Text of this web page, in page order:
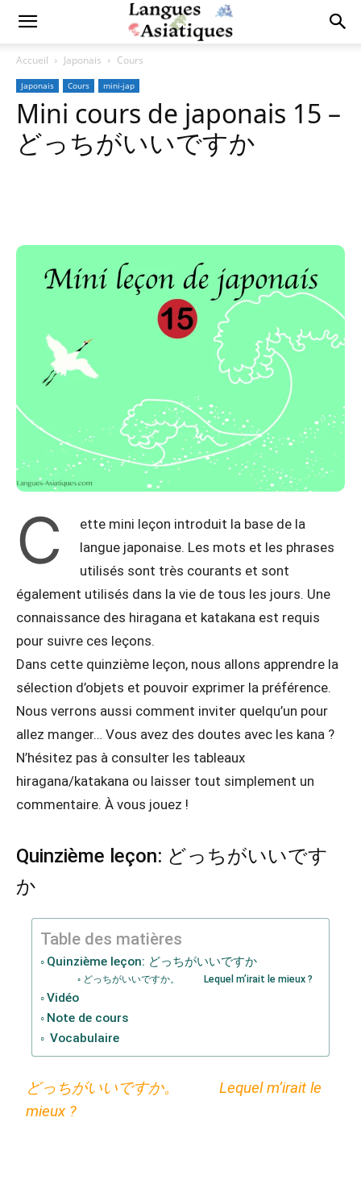
Accueil Japonais Cours
Japonais Cours mini-jap
Mini cours de japonais 15 –
どっちがいいですか
C
ette mini leçon introduit la base de la
langue japonaise. Les mots et les phrases
utilisés sont très courants et sont
également utilisés dans la vie de tous les jours. Une
connaissance des hiragana et katakana est requis
pour suivre ces leçons.
Dans cette quinzième leçon, nous allons apprendre la
sélection d’objets et pouvoir exprimer la préférence.
Nous verrons aussi comment inviter quelqu’un pour
allez manger… Vous avez des doutes avec les kana ?
N’hésitez pas à consulter les tableaux
hiragana/katakana ou laisser tout simplement un
commentaire. À vous jouez !
Quinzième leçon: どっちがいいです
か
Table des matières
Quinzième leçon: どっちがいいですか
どっちがいいですか。 Lequel m’irait le mieux ?
Vidéo
Note de cours
Vocabulaire
どっちがいいですか。 Lequel m’irait le
mieux ?